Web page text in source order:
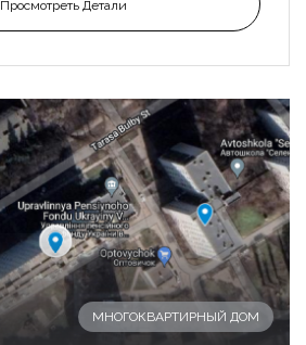
Просмотреть Детали
МНОГОКВАРТИРНЫЙ ДОМ